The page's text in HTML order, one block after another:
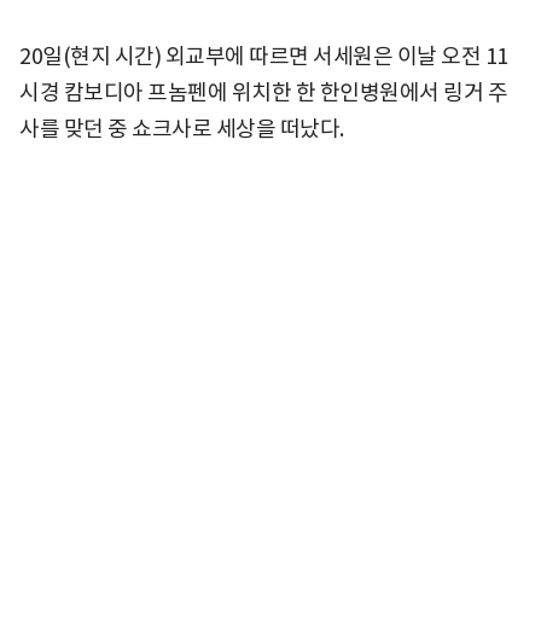
20일(현지 시간) 외교부에 따르면 서세원은 이날 오전 11
시경 캄보디아 프놈펜에 위치한 한 한인병원에서 링거 주
사를 맞던 중 쇼크사로 세상을 떠났다.